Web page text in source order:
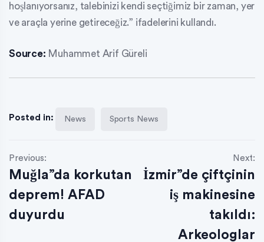
hoşlanıyorsanız, talebinizi kendi seçtiğimiz bir zaman, yer
ve araçla yerine getireceğiz.” ifadelerini kullandı.
Source: Muhammet Arif Güreli
Posted in: News Sports News
Previous:
Muğla”da korkutan
deprem! AFAD
duyurdu
Next:
İzmir”de çiftçinin
iş makinesine
takıldı:
Arkeologlar